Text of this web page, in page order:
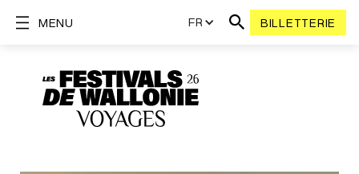
FR BILLETTERIE
MENU